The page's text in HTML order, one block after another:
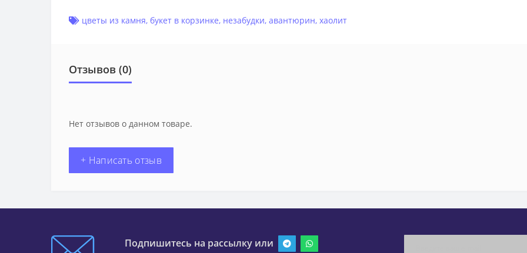
цветы из камня, букет в корзинке, незабудки, авантюрин, хаолит
Отзывов (0)
Нет отзывов о данном товаре.
+ Написать отзыв
Подпишитесь на рассылку или